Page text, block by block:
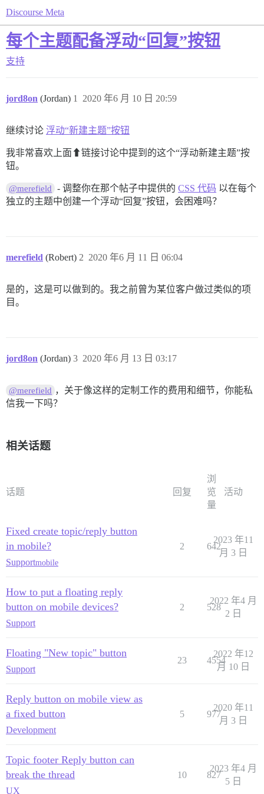
Discourse Meta
每个主题配备浮动“回复”按钮
支持
jord8on (Jordan) 2020 年6 月 10 日 20:59
1
继续讨论 浮动“新建主题”按钮
我非常喜欢上面⬆︎链接讨论中提到的这个“浮动新建主题”按
钮。
@merefield - 调整你在那个帖子中提供的CSS 代码 以在每个
独立的主题中创建一个浮动“回复”按钮，会困难吗？
merefield (Robert) 2020 年6 月 11 日 06:04
2
是的，这是可以做到的。我之前曾为某位客户做过类似的项
目。
jord8on (Jordan) 2020 年6 月 13 日 03:17
3
@merefield ，关于像这样的定制工作的费用和细节，你能私
信我一下吗？
相关话题
话题 回复
浏
览
量
活动
Fixed create topic/reply button
in mobile?
Supportmobile
2 642
2023 年11
月 3 日
How to put a floating reply
button on mobile devices?
Support
2 528
2022 年4 月
2 日
Floating "New topic" button
Support
23 4554
2022 年12
月 10 日
Reply button on mobile view as
a fixed button
Development
5 977
2020 年11
月 3 日
Topic footer Reply button can
break the thread
UX
10 827
2023 年4 月
5 日